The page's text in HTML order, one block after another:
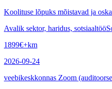
Koolituse lõpuks mõistavad ja
Avalik sektor, haridus, sotsiaaltöö
1899€+km
2026-09-24
veebikeskkonnas Zoom